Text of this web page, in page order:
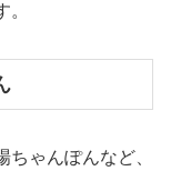
ゃんぽんなど、